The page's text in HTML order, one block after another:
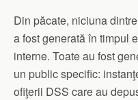
Din păcate, niciuna
a fost generată în timpul
interne. Toate au fost
un public specific:
ofiţerii DSS care au